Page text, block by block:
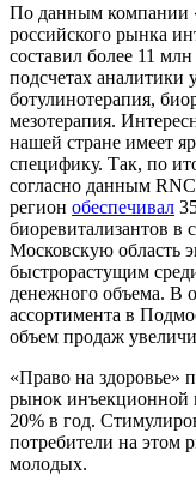
По данным компании
российского рынка
составил более 11
подсчетах аналитики
ботулинотерапия,
мезотерапия.
нашей стране имеет
специфику. Так, по
согласно данным
регион обеспечивал
биоревитализантов
Московскую область
быстрорастущим
денежного объема. В
ассортимента в
объем продаж
«Право на здоровье»
рынок инъекционной
20% в год.
потребители на этом
молодых.